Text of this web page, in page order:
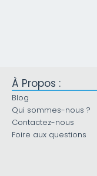
À Propos :
Blog
Qui sommes-nous ?
Contactez-nous
Foire aux questions